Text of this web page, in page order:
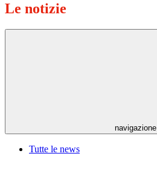
Le notizie
navigazione
Tutte le news